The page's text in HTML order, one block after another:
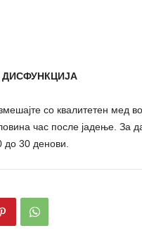
ДИСФУНКЦИЈА
со квалитетен мед
час после јадење. За
до 30 денови.